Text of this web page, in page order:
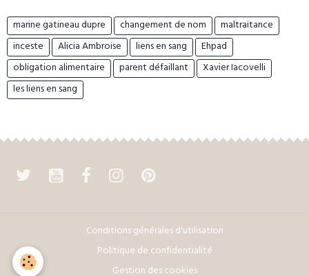
marine gatineau dupre changement de nom
maltraitance
inceste
Alicia Ambroise liens en sang
Ehpad
obligation alimentaire
parent défaillant
Xavier Iacovelli
les liens en sang
Conditions générales d'utilisation
Politique de confidentialité
Gestion des cookies